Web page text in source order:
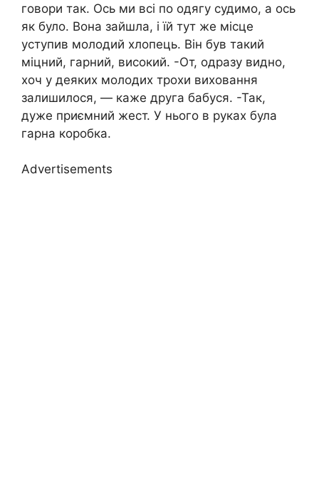
говори так. Ось ми всі по одягу судимо, а ось
як було. Вона зайшла, і їй тут же місце
уступив молодий хлопець. Він був такий
міцний, гарний, високий. -От, одразу видно,
хоч у деяких молодих трохи виховання
залишилося, — каже друга бабуся. -Так,
дуже приємний жест. У нього в руках була
гарна коробка.
Advertisements